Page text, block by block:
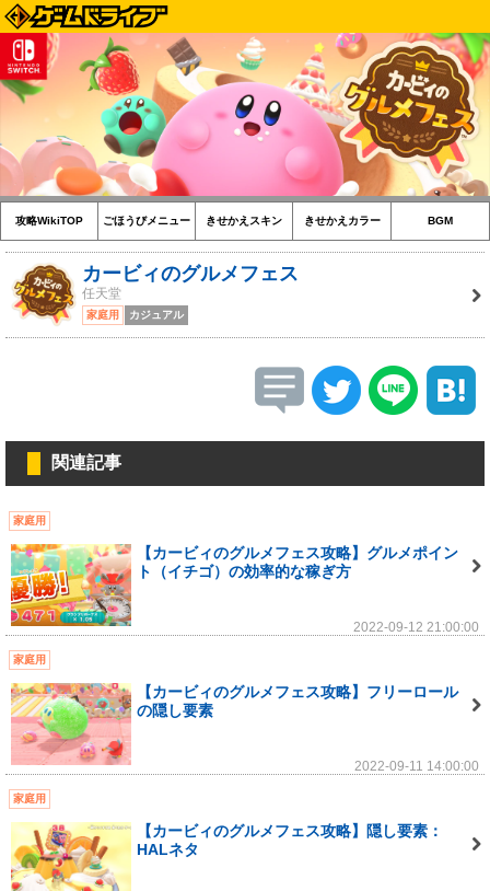
攻略WikiTOP ごほうびメニュー きせかえスキン きせかえカラー BGM
カービィのグルメフェス
任天堂
家庭用 カジュアル
関連記事
家庭用
【カービィのグルメフェス攻略】グルメポイン
ト（イチゴ）の効率的な稼ぎ方
2022-09-12 21:00:00
家庭用
【カービィのグルメフェス攻略】フリーロール
の隠し要素
2022-09-11 14:00:00
家庭用
【カービィのグルメフェス攻略】隠し要素：
HALネタ